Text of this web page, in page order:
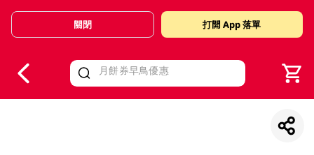
Valid Until 30 June 2026
關閉 打開 App 落單